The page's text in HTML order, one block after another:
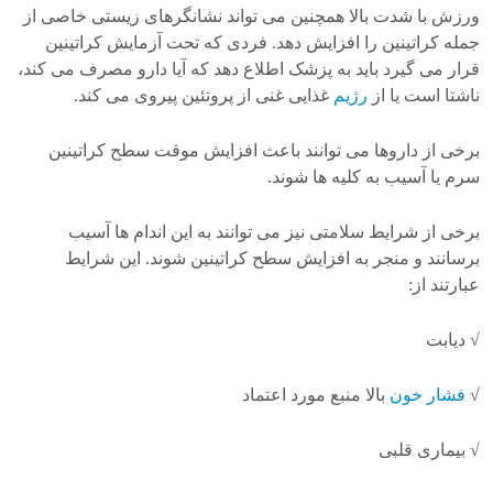
ورزش با شدت بالا همچنین می تواند نشانگرهای زیستی خاصی از
جمله کراتینین را افزایش دهد. فردی که تحت آزمایش کراتینین
قرار می گیرد باید به پزشک اطلاع دهد که آیا دارو مصرف می کند،
ناشتا است یا از رژیم غذایی غنی از پروتئین پیروی می کند.
برخی از داروها می توانند باعث افزایش موقت سطح کراتینین
سرم یا آسیب به کلیه ها شوند.
برخی از شرایط سلامتی نیز می توانند به این اندام ها آسیب
برسانند و منجر به افزایش سطح کراتینین شوند. این شرایط
عبارتند از:
√ دیابت
√ فشار خون بالا منبع مورد اعتماد
√ بیماری قلبی